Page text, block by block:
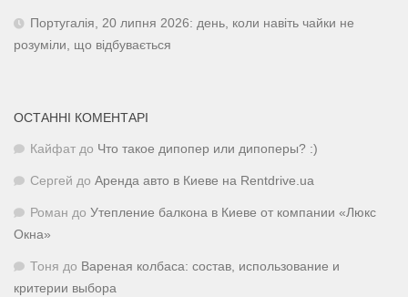
Португалія, 20 липня 2026: день, коли навіть чайки не
розуміли, що відбувається
ОСТАННІ КОМЕНТАРІ
Кайфат до Что такое дипопер или дипоперы? :)
Сергей до Аренда авто в Киеве на Rentdrive.ua
Роман до Утепление балкона в Киеве от компании «Люкс
Окна»
Тоня до Вареная колбаса: состав, использование и
критерии выбора